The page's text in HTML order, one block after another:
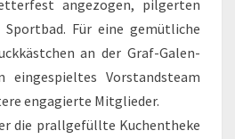
angezogen, pilgerten
Für eine gemütliche
an der Graf-Galen-
Vorstandsteam
engagierte Mitglieder.
die prallgefüllte Kuchentheke